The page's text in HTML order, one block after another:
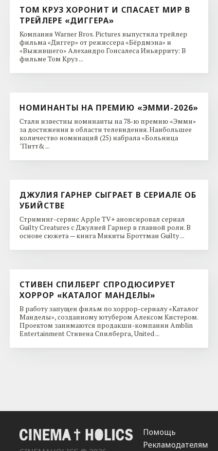
ТОМ КРУЗ ХОРОНИТ И СПАСАЕТ МИР В
ТРЕЙЛЕРЕ «ДИГГЕРА»
Компания Warner Bros. Pictures выпустила трейлер
фильма «Диггер» от режиссера «Бёрдмэна» и
«Выжившего» Алехандро Гонсалеса Иньярриту: В
фильме Том Круз ...
НОМИНАНТЫ НА ПРЕМИЮ «ЭММИ-2026»
Стали известны номинанты на 78-ю премию «Эмми»
за достижения в области телевидения. Наибольшее
количество номинаций (25) набрала «Больница
"Питт& ...
ДЖУЛИЯ ГАРНЕР СЫГРАЕТ В СЕРИАЛЕ ОБ
УБИЙСТВЕ
Стриминг-сервис Apple TV+ анонсировал сериал
Guilty Creatures с Джулией Гарнер в главной роли. В
основе сюжета — книга Микиты Броттман Guilty ...
СТИВЕН СПИЛБЕРГ СПРОДЮСИРУЕТ
ХОРРОР «КАТАЛОГ МАНДЕЛЫ»
В работу запущен фильм по хоррор-сериалу «Каталог
Манделы», созданному ютубером Алексом Кистером.
Проектом занимаются продакшн-компании Amblin
Entertainment Стивена Спилберга, United ...
Помощь
Рекламодателям